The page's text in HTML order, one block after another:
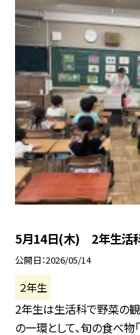
5月14日(木) 2年生活
公開日 2026/05/14
２年生
2年生は生活科で野菜の観
の一環として、旬の食べ物